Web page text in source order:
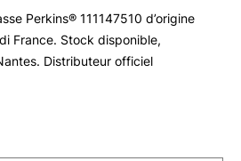
Perkins® 111147510 d’origine
France. Stock disponible,
Distributeur officiel